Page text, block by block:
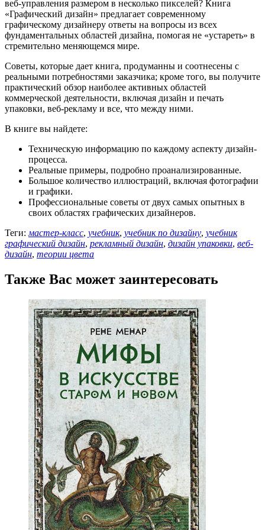
веб-управления размером в несколько пикселей? Книга
«Графический дизайн» предлагает современному
графическому дизайнеру ответы на вопросы из всех
фундаментальных областей дизайна, помогая не «устареть» в
стремительно меняющемся мире.
Советы, которые дает книга, продуманны и соотнесены с
реальными потребностями заказчика; кроме того, вы получите
практический обзор наиболее активных областей
коммерческой деятельности, включая дизайн и печать
упаковки, веб-рекламу и все, что между ними.
В книге вы найдете:
Техническую информацию по каждому аспекту дизайн-
процесса.
Реальные примеры, подробно проанализированные.
Большое количество иллюстраций, включая фотографии
и графики.
Профессиональные советы от двух самых опытных в
своих областях графических дизайнеров.
Теги: мастер-класс, учебник, учебник по дизайну, учебник
графический дизайн, рекламный дизайн, дизайн упаковки, веб-
дизайн, теории цвета
Также Вас может заинтересовать